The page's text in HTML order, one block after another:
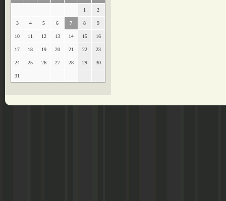
1 2
3 4 5 6 7 8 9
10 11 12 13 14 15 16
17 18 19 20 21 22 23
24 25 26 27 28 29 30
31